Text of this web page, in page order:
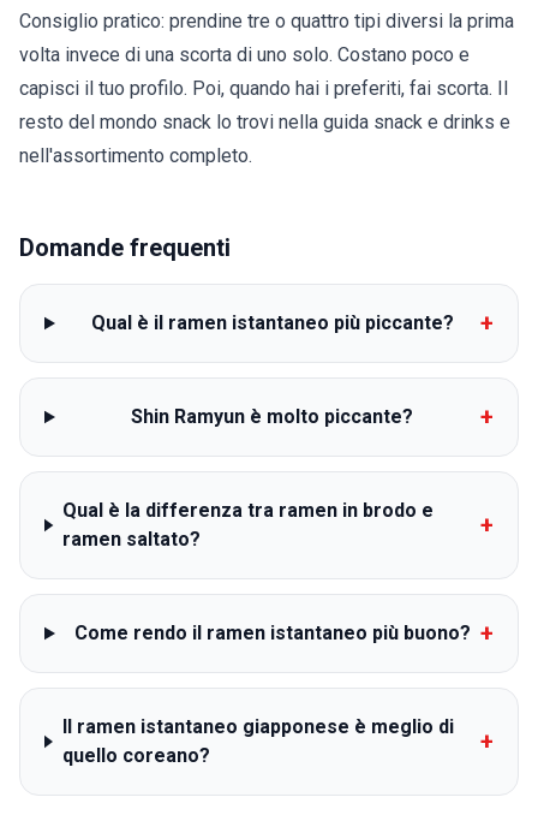
Consiglio pratico: prendine tre o quattro tipi diversi la prima
volta invece di una scorta di uno solo. Costano poco e
capisci il tuo profilo. Poi, quando hai i preferiti, fai scorta. Il
resto del mondo snack lo trovi nella guida snack e drinks e
nell'assortimento completo.
Domande frequenti
Qual è il ramen istantaneo più piccante? +
Shin Ramyun è molto piccante? +
Qual è la differenza tra ramen in brodo e
ramen saltato?
+
Come rendo il ramen istantaneo più buono? +
Il ramen istantaneo giapponese è meglio di
quello coreano?
+